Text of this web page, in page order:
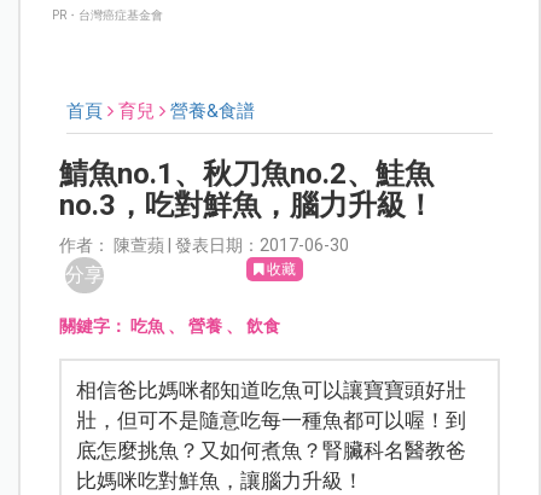
PR・台灣癌症基金會
首頁 育兒 營養&食譜
鯖魚no.1、秋刀魚no.2、鮭魚
no.3，吃對鮮魚，腦力升級！
作者： 陳萱蘋 | 發表日期：2017-06-30
分享 收藏
關鍵字：吃魚 、營養 、飲食
相信爸比媽咪都知道吃魚可以讓寶寶頭好壯
壯，但可不是隨意吃每一種魚都可以喔！到
底怎麼挑魚？又如何煮魚？腎臟科名醫教爸
比媽咪吃對鮮魚，讓腦力升級！